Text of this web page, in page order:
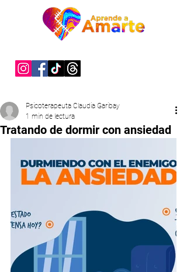
Tratando de dormir con ansiedad
Psicoterapeuta Claudia Garibay
1 min de lectura